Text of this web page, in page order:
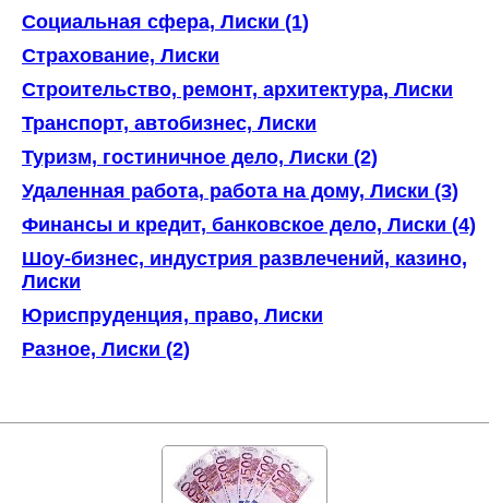
Социальная сфера, Лиски (1)
Страхование, Лиски
Строительство, ремонт, архитектура, Лиски
Транспорт, автобизнес, Лиски
Туризм, гостиничное дело, Лиски (2)
Удаленная работа, работа на дому, Лиски (3)
Финансы и кредит, банковское дело, Лиски (4)
Шоу-бизнес, индустрия развлечений, казино,
Лиски
Юриспруденция, право, Лиски
Разное, Лиски (2)